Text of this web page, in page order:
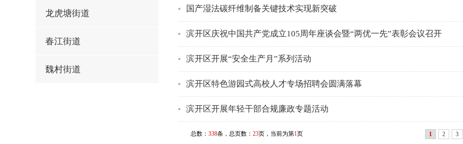
龙虎塘街道
春江街道
魏村街道
国产湿法碳纤维制备关键技术实现新突破
滨开区庆祝中国共产党成立105周年座谈会暨“两优一先”表彰会议召开
滨开区开展“安全生产月”系列活动
滨开区特色游园式高校人才专场招聘会圆满落幕
滨开区开展年轻干部合规廉政专题活动
总数： 338条，总页数： 23页，当前为第1页 1 2 3